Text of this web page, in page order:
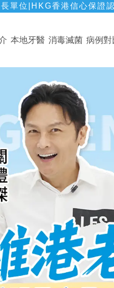
單位|HKG香港信心保證
本地牙醫 消毒滅菌 病例對